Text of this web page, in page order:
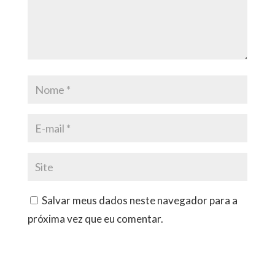
Salvar meus dados neste navegador para a
próxima vez que eu comentar.